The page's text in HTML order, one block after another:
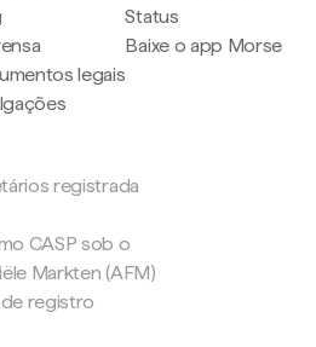
legais
Status
Baixe o app Morse
registrada
CASP sob o
Markten (AFM)
registro